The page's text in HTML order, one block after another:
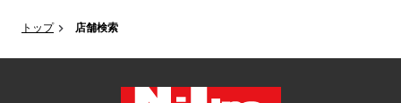
トップ 店舗検索